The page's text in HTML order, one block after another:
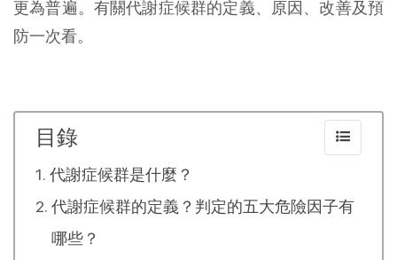
更為普遍。有關代謝症候群的定義、原因、改善及預
防一次看。
目錄
代謝症候群是什麼？
代謝症候群的定義？判定的五大危險因子有
哪些？